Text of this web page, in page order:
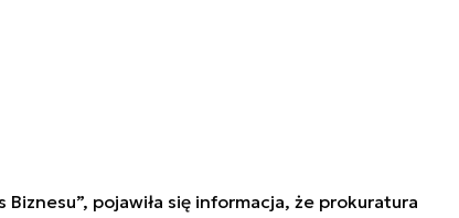
pojawiła się informacja, że prokuratura